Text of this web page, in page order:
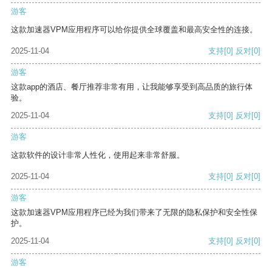
游客
这款加速器VPM应用程序可以给你提供全球覆盖和最高安全性的连接。
2025-11-04 支持[0] 反对[0]
游客
这款app的酒店、餐厅推荐非常有用，让我能够享受到高品质的旅行体
验。
2025-11-04
支持[0] 反对[0]
游客
这款软件的设计非常人性化，使用起来非常舒服。
2025-11-04 支持[0] 反对[0]
游客
这款加速器VPM应用程序已经为我们带来了无限的隐私保护和安全性保
护。
2025-11-04
支持[0] 反对[0]
游客